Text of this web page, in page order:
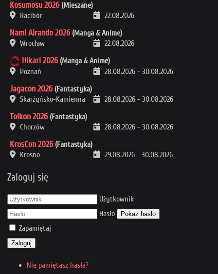
Kosumosu 2026 (Mieszane)
Racibór
22.08.2026
Nami Airando 2026 (Manga & Anime)
Wrocław
22.08.2026
Hikari 2026 (Manga & Anime)
Poznań
28.08.2026 - 30.08.2026
Jagacon 2026 (Fantastyka)
Skarżyńsko-Kamienna
28.08.2026 - 30.08.2026
Tolkon 2026 (Fantastyka)
Chorzów
28.08.2026 - 30.08.2026
KrosCon 2026 (Fantastyka)
Krosno
29.08.2026 - 30.08.2026
Zaloguj się
Użytkownik
Hasło
Pokaż hasło
Zapamiętaj
Zaloguj
Nie pamiętasz hasła?